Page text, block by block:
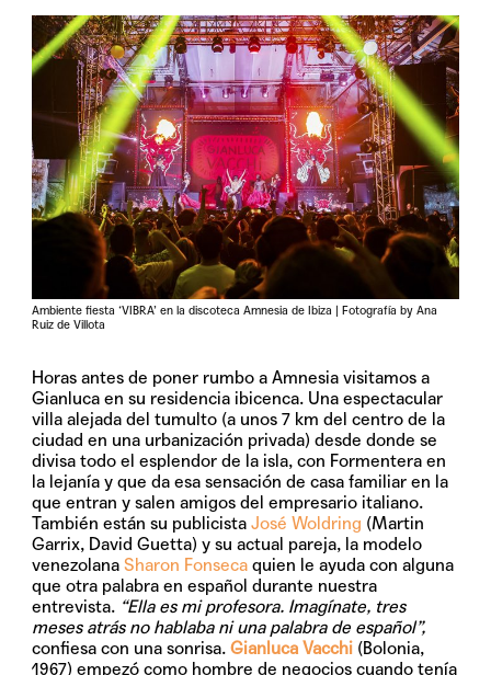
Ambiente fiesta ‘VIBRA’ en la discoteca Amnesia de Ibiza | Fotografía by Ana
Ruiz de Villota
Horas antes de poner rumbo a Amnesia visitamos a
Gianluca en su residencia ibicenca. Una espectacular
villa alejada del tumulto (a unos 7 km del centro de la
ciudad en una urbanización privada) desde donde se
divisa todo el esplendor de la isla, con Formentera en
la lejanía y que da esa sensación de casa familiar en la
que entran y salen amigos del empresario italiano.
También están su publicistaJosé Woldring (Martin
Garrix, David Guetta) y su actual pareja, la modelo
venezolanaSharon Fonseca quien le ayuda con alguna
que otra palabra en español durante nuestra
entrevista. “Ella es mi profesora. Imagínate, tres
meses atrás no hablaba ni una palabra de español”,
confiesa con una sonrisa.Gianluca Vacchi (Bolonia,
1967) empezó como hombre de negocios cuando tenía